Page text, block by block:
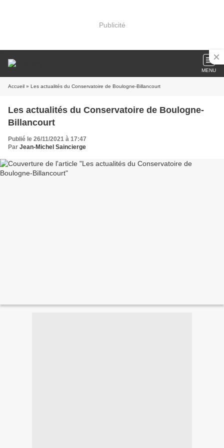
Publicité
MENU
Accueil » Les actualités du Conservatoire de Boulogne-Billancourt
Les actualités du Conservatoire de Boulogne-
Billancourt
Publié le 26/11/2021 à 17:47
Par Jean-Michel Saincierge